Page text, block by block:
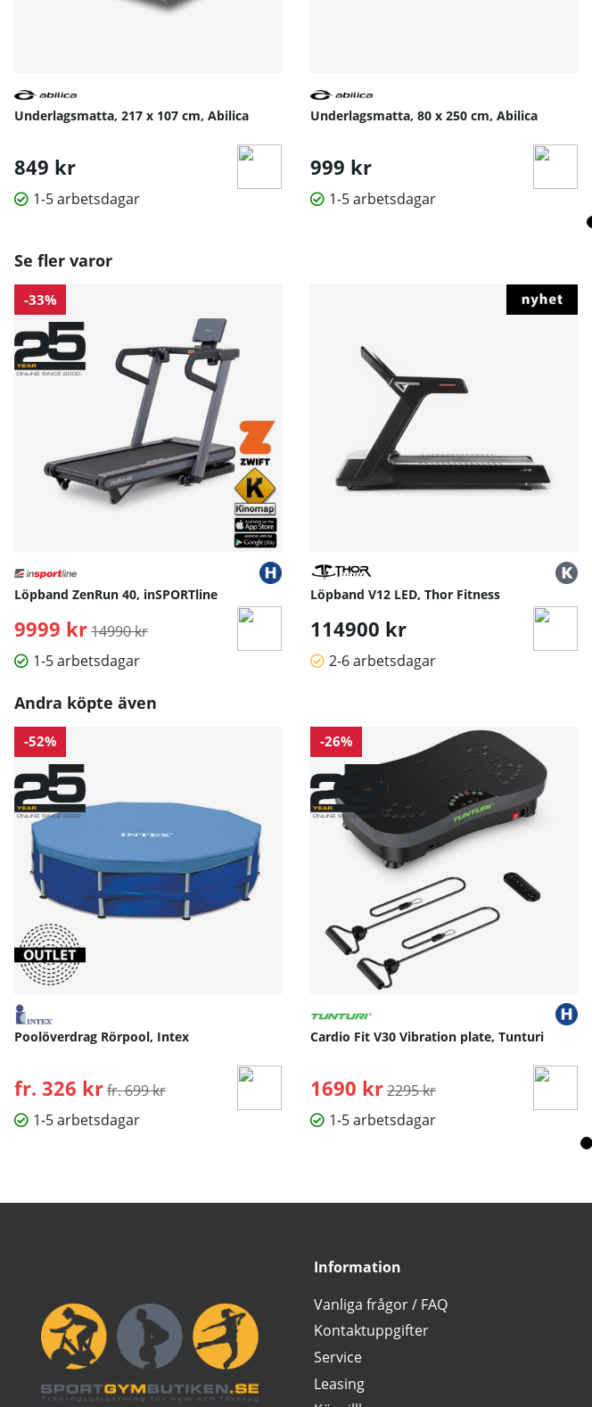
Underlagsmatta, 217 x 107 cm, Abilica
849 kr
1-5 arbetsdagar
Underlagsmatta, 80 x 250 cm, Abilica
999 kr
1-5 arbetsdagar
Se fler varor
-33%
Löpband ZenRun 40, inSPORTline
9999 kr Ordinarie pris:
14990 kr
1-5 arbetsdagar
Löpband V12 LED, Thor Fitness
114900 kr
2-6 arbetsdagar
Andra köpte även
-52%
Poolöverdrag Rörpool, Intex
fr. 326 krOrdinarie pris:
fr. 699 kr
1-5 arbetsdagar
-26%
Cardio Fit V30 Vibration plate, Tunturi
1690 kr Ordinarie pris:
2295 kr
1-5 arbetsdagar
Information
Vanliga frågor / FAQ
Kontaktuppgifter
Service
Leasing